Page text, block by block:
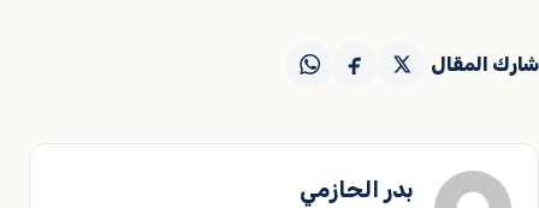
شارك المقال
بدر الحازمي